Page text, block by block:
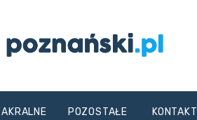
POZOSTAŁE KONTAKT